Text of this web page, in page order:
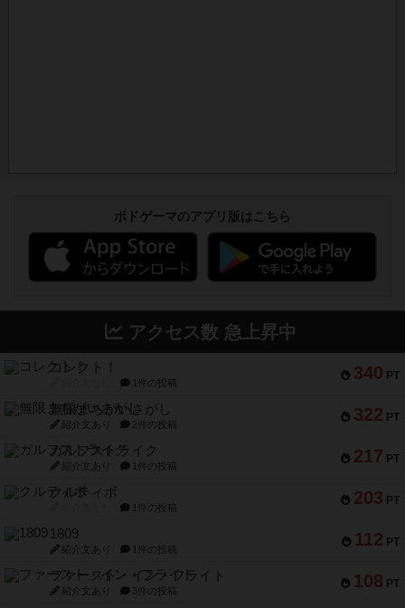
ボドゲーマのアプリ版はこちら
アクセス数 急上昇中
340 PT
コレクト！
1件の投稿
322 PT
無限まちがいさがし
紹介文あり 2件の投稿
217 PT
ガルフストライク
紹介文あり 1件の投稿
203 PT
クルティボ
1件の投稿
112 PT
1809
紹介文あり 1件の投稿
108 PT
ファースト・イン・フライト
紹介文あり 3件の投稿